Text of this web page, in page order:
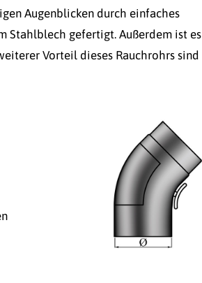
Augenblicken durch einfaches
Stahlblech gefertigt. Außerdem ist es
Vorteil dieses Rauchrohrs sind